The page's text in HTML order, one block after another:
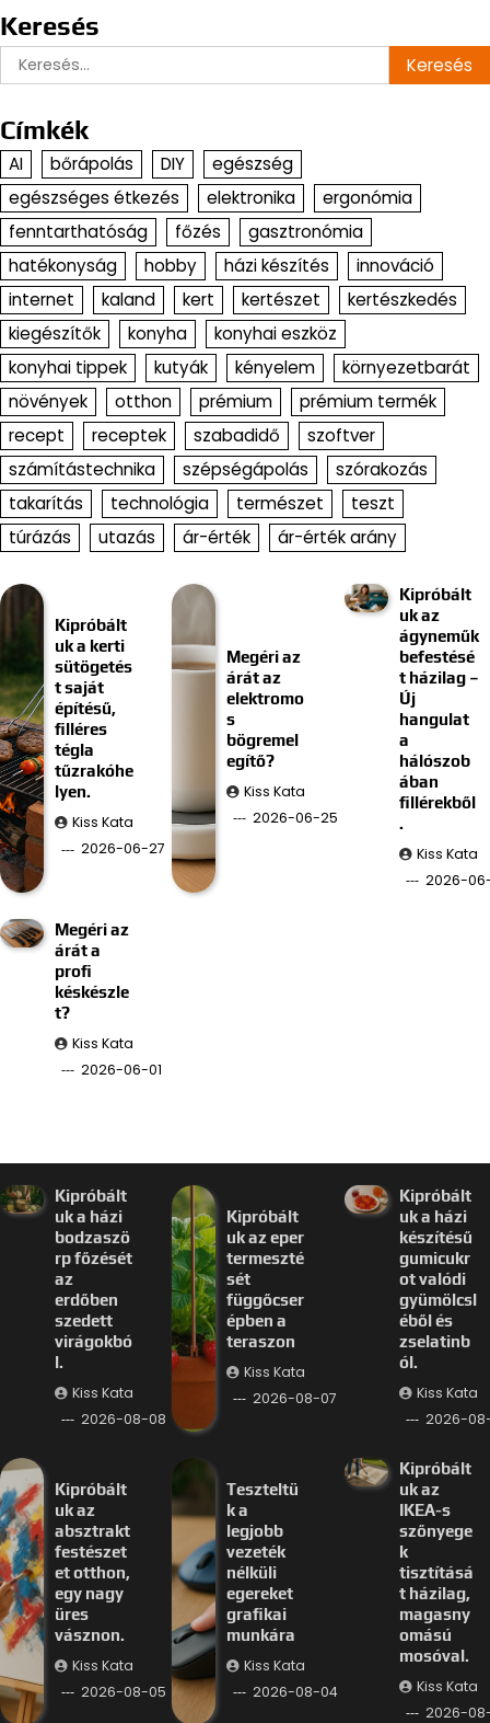
Keresés
Keresés:
Címkék
AI bőrápolás DIY
egészség
egészséges étkezés
elektronika
ergonómia
fenntarthatóság
főzés
gasztronómia
hatékonyság
hobby házi készítés
innováció
internet
kaland kert kertészet
kertészkedés
kiegészítők
konyha
konyhai eszköz
konyhai tippek
kutyák kényelem
környezetbarát
növények
otthon prémium
prémium termék
recept
receptek szabadidő
szoftver
számítástechnika
szépségápolás
szórakozás
takarítás
technológia természet
teszt
túrázás
utazás ár-érték ár-érték arány
Kipróbált
uk a kerti
sütögetés
t saját
építésű,
filléres
tégla
tűzrakóhe
lyen.
Kiss Kata
2026-06-27
Megéri az
árát az
elektromo
s
bögremel
egítő?
Kiss Kata
2026-06-25
Kipróbált
uk az
ágyneműk
befestésé
t házilag –
Új
hangulat
a
hálószob
ában
fillérekből
.
Kiss Kata
2026-
Megéri az
árát a
profi
késkészle
t?
Kiss Kata
2026-06-01
Kipróbált
uk a házi
bodzaszö
rp főzését
az
erdőben
szedett
virágokbó
l.
Kiss Kata
2026-08-08
Kipróbált
uk az eper
termeszté
sét
függőcser
épben a
teraszon
Kiss Kata
2026-08-07
Kipróbált
uk a házi
készítésű
gumicukr
ot valódi
gyümölcsl
éből és
zselatinb
ól.
Kiss Kata
2026-
Kipróbált
uk az
absztrakt
festészet
et otthon,
egy nagy
üres
vásznon.
Kiss Kata
2026-08-05
Teszteltü
k a
legjobb
vezeték
nélküli
egereket
grafikai
munkára
Kiss Kata
2026-08-04
Kipróbált
uk az
IKEA-s
szőnyege
k
tisztításá
t házilag,
magasny
omású
mosóval.
Kiss Kata
2026-